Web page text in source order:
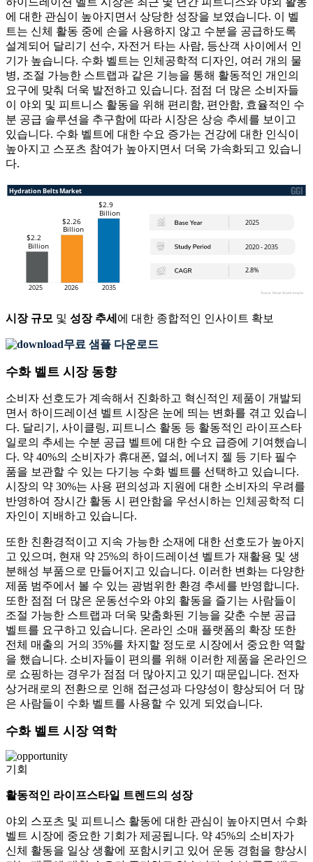
에 대한 관심이 높아지면서 상당한 성장을 보였습니다. 이 벨
트는 신체 활동 중에 손을 사용하지 않고 수분을 공급하도록
설계되어 달리기 선수, 자전거 타는 사람, 등산객 사이에서 인
기가 높습니다. 수화 벨트는 인체공학적 디자인, 여러 개의 물
병, 조절 가능한 스트랩과 같은 기능을 통해 활동적인 개인의
요구에 맞춰 더욱 발전하고 있습니다. 점점 더 많은 소비자들
이 야외 및 피트니스 활동을 위해 편리함, 편안함, 효율적인 수
분 공급 솔루션을 추구함에 따라 시장은 상승 추세를 보이고
있습니다. 수화 벨트에 대한 수요 증가는 건강에 대한 인식이
높아지고 스포츠 참여가 높아지면서 더욱 가속화되고 있습니
다.
시장 규모 및 성장 추세 에 대한 종합적인 인사이트 확보
무료 샘플 다운로드
수화 벨트 시장 동향
소비자 선호도가 계속해서 진화하고 혁신적인 제품이 개발되
면서 하이드레이션 벨트 시장은 눈에 띄는 변화를 겪고 있습니
다. 달리기, 사이클링, 피트니스 활동 등 활동적인 라이프스타
일로의 추세는 수분 공급 벨트에 대한 수요 급증에 기여했습니
다. 약 40%의 소비자가 휴대폰, 열쇠, 에너지 젤 등 기타 필수
품을 보관할 수 있는 다기능 수화 벨트를 선택하고 있습니다.
시장의 약 30%는 사용 편의성과 지원에 대한 소비자의 우려를
반영하여 장시간 활동 시 편안함을 우선시하는 인체공학적 디
자인이 지배하고 있습니다.
또한 친환경적이고 지속 가능한 소재에 대한 선호도가 높아지
고 있으며, 현재 약 25%의 하이드레이션 벨트가 재활용 및 생
분해성 부품으로 만들어지고 있습니다. 이러한 변화는 다양한
제품 범주에서 볼 수 있는 광범위한 환경 추세를 반영합니다.
또한 점점 더 많은 운동선수와 야외 활동을 즐기는 사람들이
조절 가능한 스트랩과 더욱 맞춤화된 기능을 갖춘 수분 공급
벨트를 요구하고 있습니다. 온라인 소매 플랫폼의 확장 또한
전체 매출의 거의 35%를 차지할 정도로 시장에서 중요한 역할
을 했습니다. 소비자들이 편의를 위해 이러한 제품을 온라인으
로 쇼핑하는 경우가 점점 더 많아지고 있기 때문입니다. 전자
상거래로의 전환으로 인해 접근성과 다양성이 향상되어 더 많
은 사람들이 수화 벨트를 사용할 수 있게 되었습니다.
수화 벨트 시장 역학
기회
활동적인 라이프스타일 트렌드의 성장
야외 스포츠 및 피트니스 활동에 대한 관심이 높아지면서 수화
벨트 시장에 중요한 기회가 제공됩니다. 약 45%의 소비자가
신체 활동을 일상 생활에 포함시키고 있어 운동 경험을 향상시